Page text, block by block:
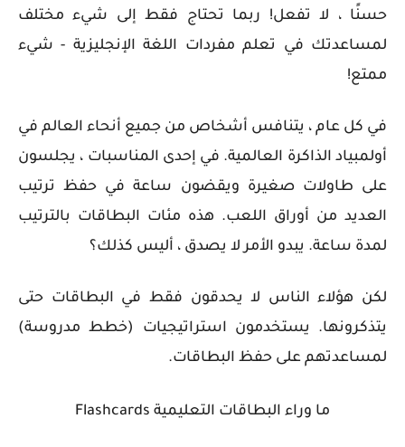
حسنًا ، لا تفعل! ربما تحتاج فقط إلى شيء مختلف
لمساعدتك في تعلم مفردات اللغة الإنجليزية - شيء
ممتع!
في كل عام ، يتنافس أشخاص من جميع أنحاء العالم في
أولمبياد الذاكرة العالمية. في إحدى المناسبات ، يجلسون
على طاولات صغيرة ويقضون ساعة في حفظ ترتيب
العديد من أوراق اللعب. هذه مئات البطاقات بالترتيب
لمدة ساعة. يبدو الأمر لا يصدق ، أليس كذلك؟
لكن هؤلاء الناس لا يحدقون فقط في البطاقات حتى
يتذكرونها. يستخدمون استراتيجيات (خطط مدروسة)
لمساعدتهم على حفظ البطاقات.
ما وراء البطاقات التعليمية Flashcards